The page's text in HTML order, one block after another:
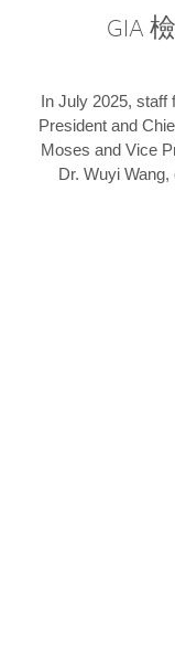
GIA
In July 2025, staff
President and
Moses and Vice
Dr. Wuyi